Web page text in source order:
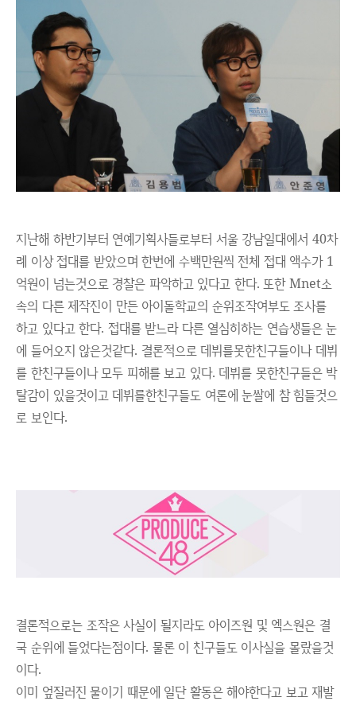
지난해 하반기부터 연예기획사들로부터 서울 강남일대에서 40차
례 이상 접대를 받았으며 한번에 수백만원씩 전체 접대 액수가 1
억원이 넘는것으로 경찰은 파악하고 있다고 한다. 또한 Mnet소
속의 다른 제작진이 만든 아이돌학교의 순위조작여부도 조사를
하고 있다고 한다. 접대를 받느라 다른 열심히하는 연습생들은 눈
에 들어오지 않은것같다. 결론적으로 데뷔를못한친구들이나 데뷔
를 한친구들이나 모두 피해를 보고 있다. 데뷔를 못한친구들은 박
탈감이 있을것이고 데뷔를한친구들도 여론에 눈쌀에 참 힘들것으
로 보인다.
결론적으로는 조작은 사실이 될지라도 아이즈원 및 엑스원은 결
국 순위에 들었다는점이다. 물론 이 친구들도 이사실을 몰랐을것
이다.
이미 엎질러진 물이기 때문에 일단 활동은 해야한다고 보고 재발